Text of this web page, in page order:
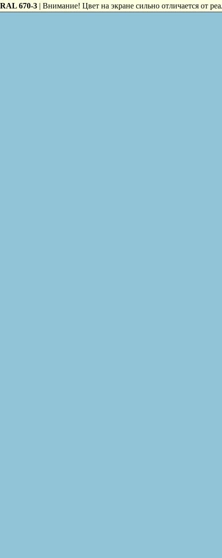
RAL 670-3 | Внимание! Цвет на экране сильно отличается от